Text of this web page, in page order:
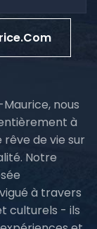
nous
à
de vie sur
Notre
à travers
culturels - ils